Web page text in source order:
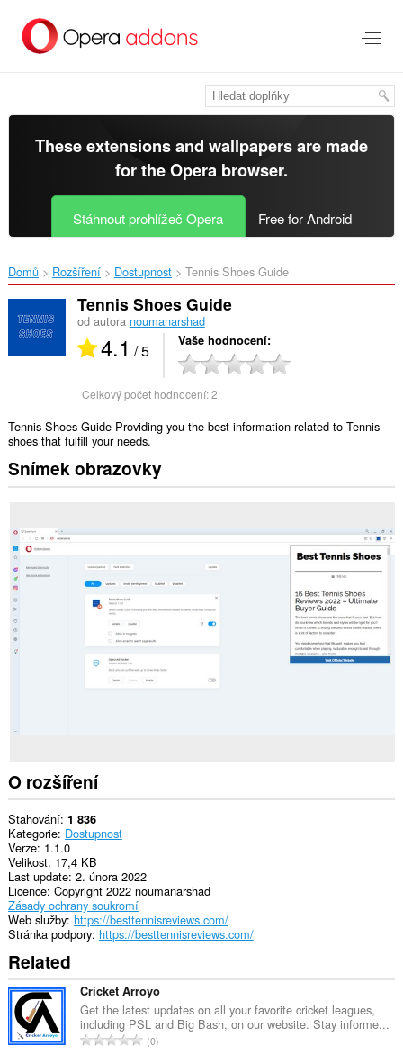
přímo
These extensions and wallpapers are made
for theOpera browser.
Stáhnout prohlížeč Opera Free for Android
Domů Rozšíření Dostupnost Tennis Shoes Guide‎
Tennis Shoes Guide
od autora noumanarshad
4.1 / 5 Vaše hodnocení
Celkový počet hodnocení:2
Tennis Shoes Guide Providing you the best information related to Tennis
shoes that fulfill your needs.
Snímek obrazovky
O rozšíření
Stahování 1 836
Kategorie Dostupnost
Verze 1.1.0
Velikost 17,4 KB
Last update 2. února 2022
Licence Copyright 2022 noumanarshad
Zásady ochrany soukromí
Web služby https://besttennisreviews.com/
Stránka podpory https://besttennisreviews.com/
Related
Cricket Arroyo
Get the latest updates on all your favorite cricket leagues,
including PSL and Big Bash, on our website. Stay informe...
C0